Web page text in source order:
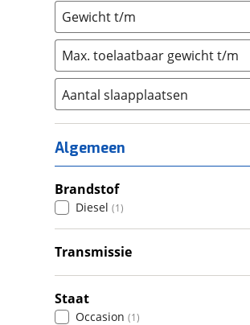
Gewicht t/m
Max. toelaatbaar gewicht t/m
Aantal slaapplaatsen
1 (0)
2 (0)
3 (1)
4 (0)
5 (0)
6+ (0)
Algemeen
Brandstof
Diesel (1)
Transmissie
Staat
Occasion (1)